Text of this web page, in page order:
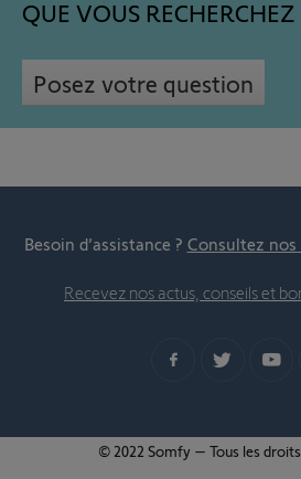
QUE VOUS RECHERCHEZ
Posez votre question
Besoin d’assistance ? Consultez nos
Recevez nos actus, conseils et
© 2022 Somfy – Tous les